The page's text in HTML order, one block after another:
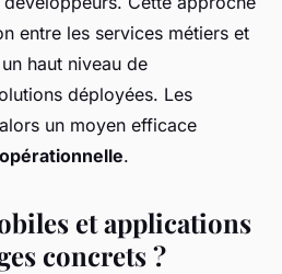
entre les services métiers et
haut niveau de
déployées. Les
un moyen efficace
.
et applications
concrets ?